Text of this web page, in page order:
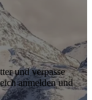
und verpasse
anmelden und